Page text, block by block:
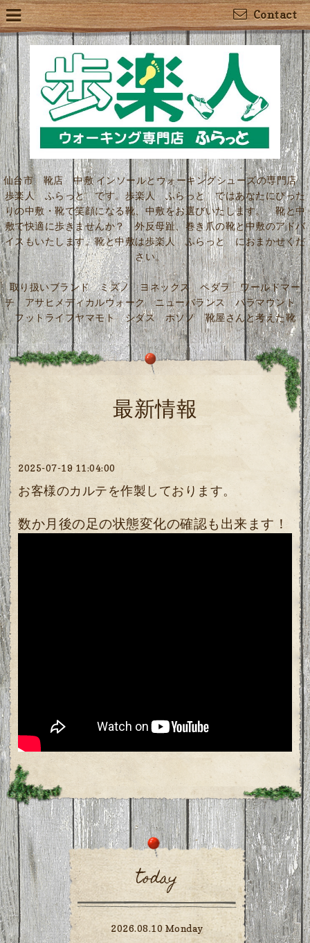
Contact
仙台市 靴店 中敷 インソールとウォーキングシューズの専門店
歩楽人 ふらっと です。歩楽人 ふらっと ではあなたにぴった
りの中敷・靴で笑顔になる靴、中敷をお選びいたします。 靴と中
敷で快適に歩きませんか？ 外反母趾、巻き爪の靴と中敷のアドバ
イスもいたします。靴と中敷は歩楽人 ふらっと におまかせくだ
さい。
取り扱いブランド ミズノ ヨネックス ペダラ ワールドマー
チ アサヒメディカルウォーク ニューバランス パラマウント
フットライフヤマモト シダス ホソノ 靴屋さんと考えた靴
最新情報
2025-07-19 11:04:00
お客様のカルテを作製しております。
数か月後の足の状態変化の確認も出来ます！
today
2026.08.10 Monday